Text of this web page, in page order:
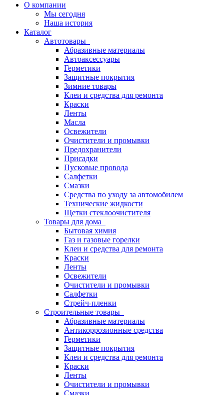
О компании
Мы сегодня
Наша история
Каталог
Автотовары
Абразивные материалы
Автоаксессуары
Герметики
Защитные покрытия
Зимние товары
Клеи и средства для ремонта
Краски
Ленты
Масла
Освежители
Очистители и промывки
Предохранители
Присадки
Пусковые провода
Салфетки
Смазки
Средства по уходу за автомобилем
Технические жидкости
Щетки стеклоочистителя
Товары для дома
Бытовая химия
Газ и газовые горелки
Клеи и средства для ремонта
Краски
Ленты
Освежители
Очистители и промывки
Салфетки
Стрейч-пленки
Строительные товары
Абразивные материалы
Антикоррозионные средства
Герметики
Защитные покрытия
Клеи и средства для ремонта
Краски
Ленты
Очистители и промывки
Смазки